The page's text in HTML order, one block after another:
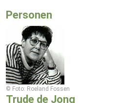
Personen
© Foto: Roeland Fossen
Trude de Jong